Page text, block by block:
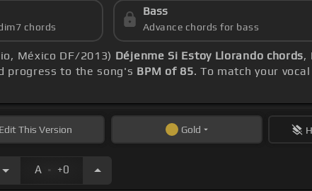
chords
Bass
Advance chords for bass
México DF/2013) Déjenme Si Estoy Llorando chords,
progress to the song's BPM of 85. To match your
EditThis Version Gold
A . +0